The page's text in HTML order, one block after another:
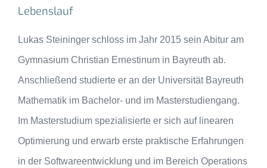
Lebenslauf
Lukas Steininger schloss im Jahr 2015 sein Abitur am
Gymnasium Christian Ernestinum in Bayreuth ab.
Anschließend studierte er an der Universität Bayreuth
Mathematik im Bachelor- und im Masterstudiengang.
Im Masterstudium spezialisierte er sich auf linearen
Optimierung und erwarb erste praktische Erfahrungen
in der Softwareentwicklung und im Bereich Operations